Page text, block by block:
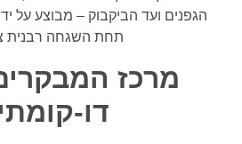
הגפנים ועד הביקבוק – מבוצע על
תחת השגחה רבנית
מרכז
דו-